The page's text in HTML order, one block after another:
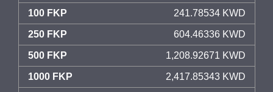
100 FKP 241.78534 KWD
250 FKP 604.46336 KWD
500 FKP 1,208.92671 KWD
1000 FKP 2,417.85343 KWD